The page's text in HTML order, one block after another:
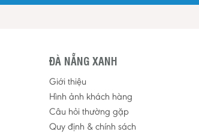
ĐÀ NẴNG XANH
Giới thiệu
Hình ảnh khách hàng
Câu hỏi thường gặp
Quy định & chính sách